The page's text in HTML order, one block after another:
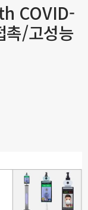
COVID-
촉/고성능